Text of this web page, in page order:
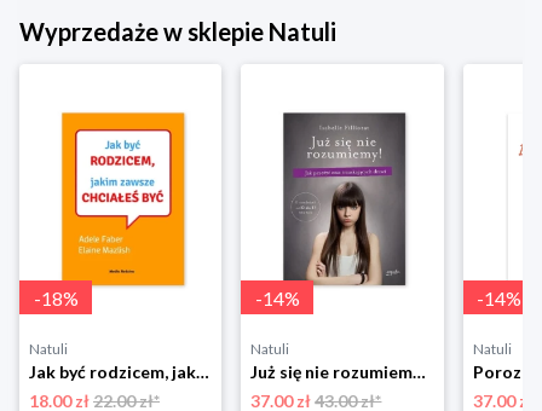
Wyprzedaże w sklepie Natuli
-18%
Natuli
Jak być rodzicem, jakim zawsze chciałeś być Media rodzina
18.00 zł22.00 zł*
-14%
Natuli
Już się nie rozumiemy! Jak przeżyć czas trzaskających drzwi Esprit
37.00 zł 43.00 zł*
-14%
Natuli
37.00 zł